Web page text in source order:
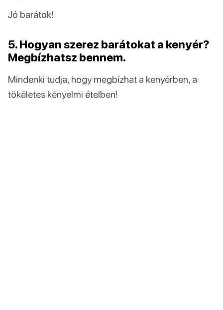
Jó barátok!
5. Hogyan szerez barátokat a kenyér?
Megbízhatsz bennem.
Mindenki tudja, hogy megbízhat a kenyérben, a
tökéletes kényelmi ételben!